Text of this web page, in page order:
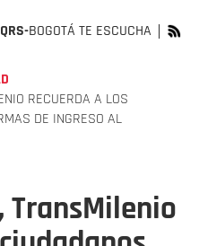
BOGOTÁ TE ESCUCHA
RECUERDA A LOS
DE INGRESO AL
TransMilenio